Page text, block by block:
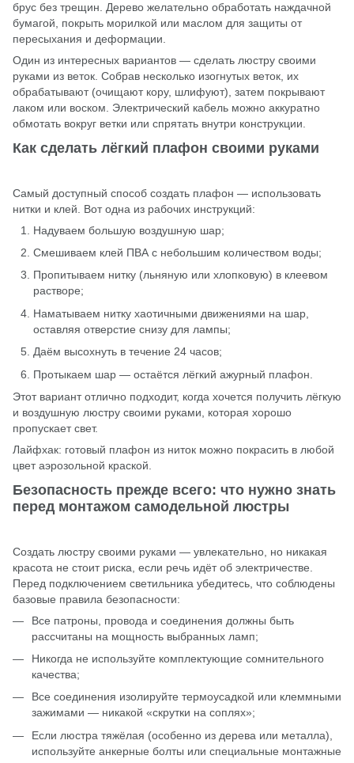
брус без трещин. Дерево желательно обработать наждачной
бумагой, покрыть морилкой или маслом для защиты от
пересыхания и деформации.
Один из интересных вариантов — сделать люстру своими
руками из веток. Собрав несколько изогнутых веток, их
обрабатывают (очищают кору, шлифуют), затем покрывают
лаком или воском. Электрический кабель можно аккуратно
обмотать вокруг ветки или спрятать внутри конструкции.
Как сделать лёгкий плафон своими руками
Самый доступный способ создать плафон — использовать
нитки и клей. Вот одна из рабочих инструкций:
Надуваем большую воздушную шар;
Смешиваем клей ПВА с небольшим количеством воды;
Пропитываем нитку (льняную или хлопковую) в клеевом
растворе;
Наматываем нитку хаотичными движениями на шар,
оставляя отверстие снизу для лампы;
Даём высохнуть в течение 24 часов;
Протыкаем шар — остаётся лёгкий ажурный плафон.
Этот вариант отлично подходит, когда хочется получить лёгкую
и воздушную люстру своими руками, которая хорошо
пропускает свет.
Лайфхак: готовый плафон из ниток можно покрасить в любой
цвет аэрозольной краской.
Безопасность прежде всего: что нужно знать
перед монтажом самодельной люстры
Создать люстру своими руками — увлекательно, но никакая
красота не стоит риска, если речь идёт об электричестве.
Перед подключением светильника убедитесь, что соблюдены
базовые правила безопасности:
Все патроны, провода и соединения должны быть
рассчитаны на мощность выбранных ламп;
Никогда не используйте комплектующие сомнительного
качества;
Все соединения изолируйте термоусадкой или клеммными
зажимами — никакой «скрутки на соплях»;
Если люстра тяжёлая (особенно из дерева или металла),
используйте анкерные болты или специальные монтажные